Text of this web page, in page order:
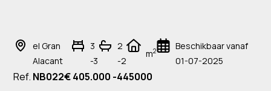
el Gran
Alacant
3
-3
2
-2
m2
Beschikbaar vanaf
01-07-2025
Ref. NB022€ 405.000 -445000